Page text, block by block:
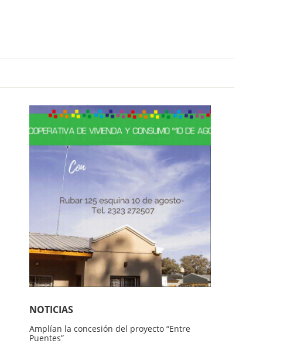
NOTICIAS
Amplían la concesión del proyecto “Entre
Puentes”